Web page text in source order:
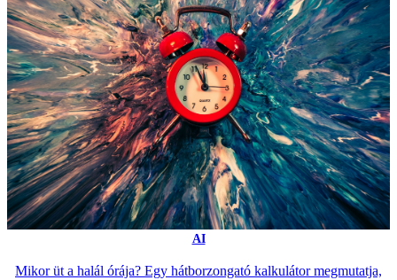
AI
Mikor üt a halál órája? Egy hátborzongató kalkulátor megmutatja,